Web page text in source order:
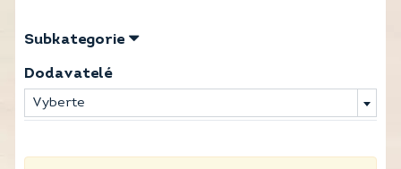
Subkategorie
Dodavatelé
Vyberte